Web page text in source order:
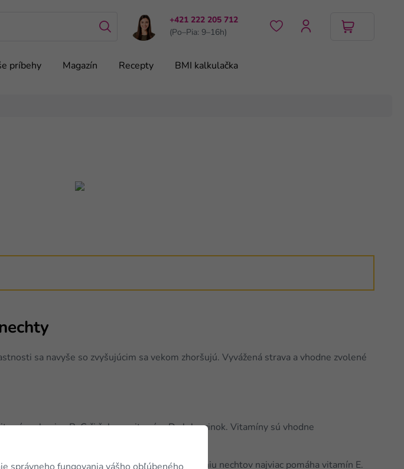
+421 222 205 712
(Po–Pia: 9–16h)
príbehy Magazín Recepty BMI kalkulačka
sa navyše so zvyšujúcim sa vekom zhoršujú. Vyvážená strava a vhodne zvolené
skupiny B, C či železo, vitamíny D alebo zinok. Vitamíny sú vhodne
a tiež vhodná doplnková starostlivosť.
vitamínov na vlasy či nechty. K posilneniu nechtov najviac pomáha vitamín E.